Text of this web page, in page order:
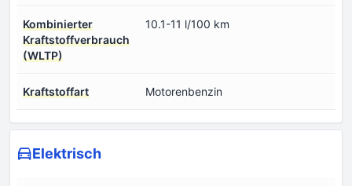
Kombinierter
Kraftstoffverbrauch
(WLTP)
10.1-11 l/100 km
Kraftstoffart Motorenbenzin
Elektrisch